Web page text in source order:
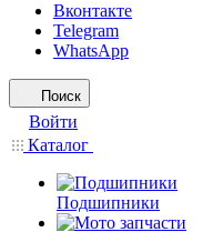
Вконтакте
Telegram
WhatsApp
Поиск
Войти
Каталог
Подшипники